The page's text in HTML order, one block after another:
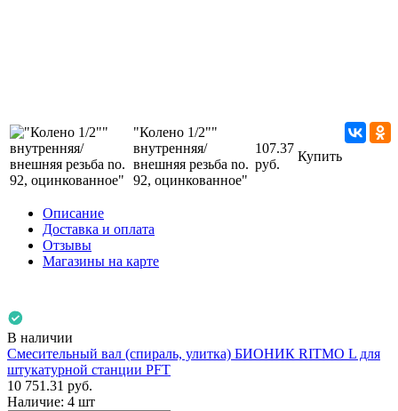
"Колено 1/2""
внутренняя/
внешняя резьба no.
92, оцинкованное"
107.37
руб.
Купить
Описание
Доставка и оплата
Отзывы
Магазины на карте
В наличии
Смесительный вал (спираль, улитка) БИОНИК RITMO L для
штукатурной станции PFT
10 751.31 руб.
Наличие: 4 шт